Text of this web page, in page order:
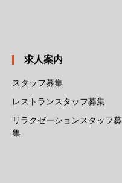
求人案内
スタッフ募集
レストランスタッフ募集
リラクゼーションスタッフ募
集